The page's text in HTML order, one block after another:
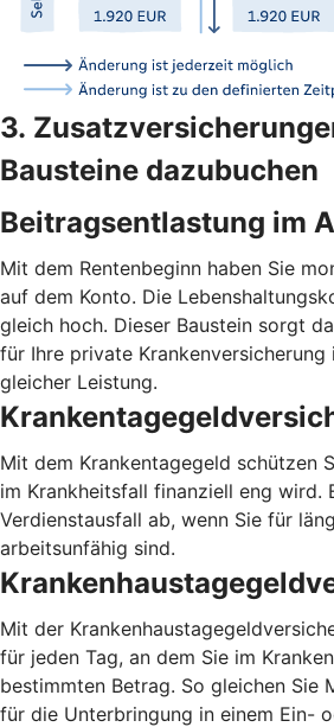
3.
Bausteine dazubuchen
Beitragsentlastung im
Mit dem Rentenbeginn haben Sie
auf dem Konto. Die
gleich hoch. Dieser Baustein sorgt
für Ihre private Krankenversicherung
gleicher Leistung.
Mit dem Krankentagegeld schützen
im Krankheitsfall finanziell eng wird.
Verdienstausfall ab, wenn Sie für
arbeitsunfähig sind.
Mit der
für jeden Tag, an dem Sie im
bestimmten Betrag. So gleichen Sie
für die Unterbringung in einem Ein-